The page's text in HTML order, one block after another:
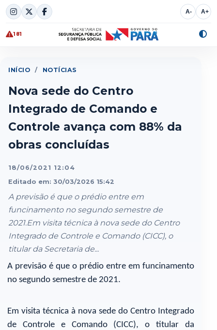
Skip
to
content
A- A+
181
INÍCIO / NOTÍCIAS
Nova sede do Centro
Integrado de Comando e
Controle avança com 88% da
obras concluídas
18/06/2021 12:04
Editado em: 30/03/2026 15:42
A previsão é que o prédio entre em
funcinamento no segundo semestre de
2021.Em visita técnica à nova sede do Centro
Integrado de Controle e Comando (CICC), o
titular da Secretaria de...
A previsão é que o prédio entre em funcinamento
no segundo semestre de 2021.
Em visita técnica à nova sede do Centro Integrado
de Controle e Comando (CICC), o titular da